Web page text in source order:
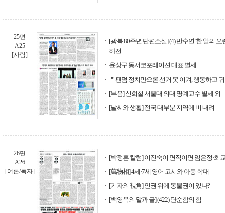
25면
A25
[사람]
[광복 80주년 단편소설] (4) 반수연 '한 알의
하전
윤상구 동서코포레이션 대표 별세
＂팬덤 정치만으론 선거 못 이겨, 행동하고
[부음] 신희철 서울대 의대 명예교수 별세 외
[날씨와 생활] 전국 대부분 지역에 비 내려
26면
A26
[여론/독자]
[박정훈 칼럼] 이진숙이 면직이면 임은정·최
[萬物相] 4세·7세 영어 고시와 아동 학대
[기자의 視角] 인권 위에 동물권이 있나?
[백영옥의 말과 글] (422) 단순함의 힘